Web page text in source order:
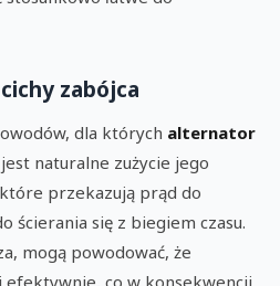
zabójca
dla których alternator
naturalne zużycie jego
przekazują prąd do
ścierania się z biegiem czasu.
mogą powodować, że